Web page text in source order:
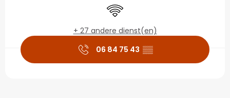
Wifi
+ 27 andere dienst(en)
06 84 75 43 ▒▒